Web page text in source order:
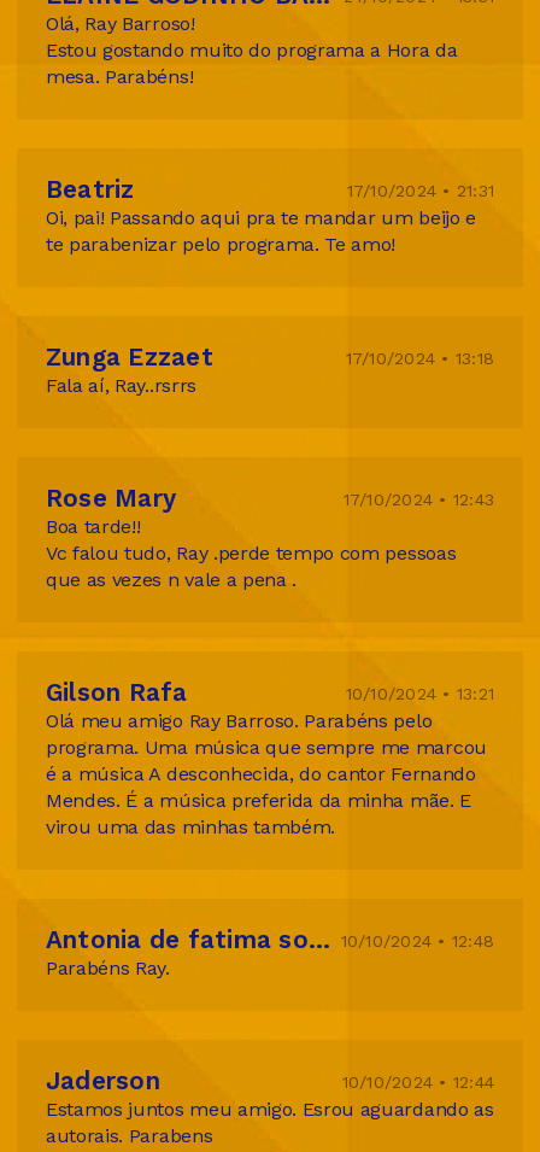
Olá, Ray Barroso!
Estou gostando muito do programa a Hora da
mesa. Parabéns!
Beatriz 17/10/2024 • 21:31
Oi, pai! Passando aqui pra te mandar um beijo e
te parabenizar pelo programa. Te amo!
Zunga Ezzaet 17/10/2024 • 13:18
Fala aí, Ray..rsrrs
Rose Mary 17/10/2024 • 12:43
Boa tarde!!
Vc falou tudo, Ray .perde tempo com pessoas
que as vezes n vale a pena .
Gilson Rafa 10/10/2024 • 13:21
Olá meu amigo Ray Barroso. Parabéns pelo
programa. Uma música que sempre me marcou
é a música A desconhecida, do cantor Fernando
Mendes. É a música preferida da minha mãe. E
virou uma das minhas também.
Antonia de fatima soares 10/10/2024 • 12:48
Parabéns Ray.
Jaderson 10/10/2024 • 12:44
Estamos juntos meu amigo. Esrou aguardando as
autorais. Parabens